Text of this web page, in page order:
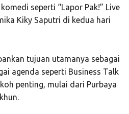
seperti “Lapor Pak!” Live
Kiky Saputri di kedua hari
tujuan utamanya sebagai
agenda seperti Business Talk
penting, mulai dari Purbaya